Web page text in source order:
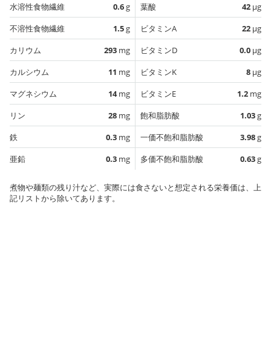
水溶性食物繊維
0.6g
不溶性食物繊維
1.5g
カリウム
293 mg
カルシウム
11 mg
マグネシウム
14mg
リン
28 mg
鉄
0.3 mg
亜鉛
0.3 mg
葉酸
42 µg
ビタミンA
22 µg
ビタミンD
0.0 µg
ビタミンK
8 µg
ビタミンE
1.2 mg
飽和脂肪酸
1.03g
一価不飽和脂肪酸
3.98g
多価不飽和脂肪酸
0.63g
煮物や麺類の残り汁など、実際には食さないと想定される栄養価は、上
記リストから除いてあります。